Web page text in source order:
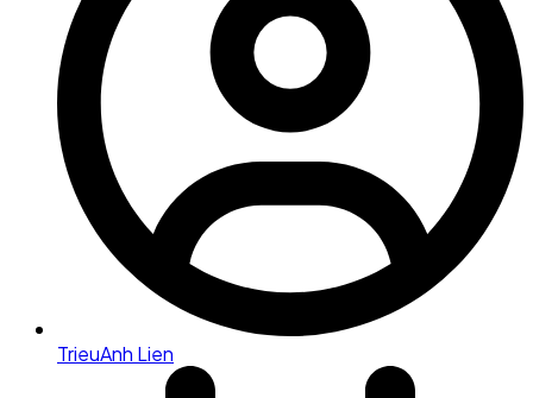
TrieuAnh Lien